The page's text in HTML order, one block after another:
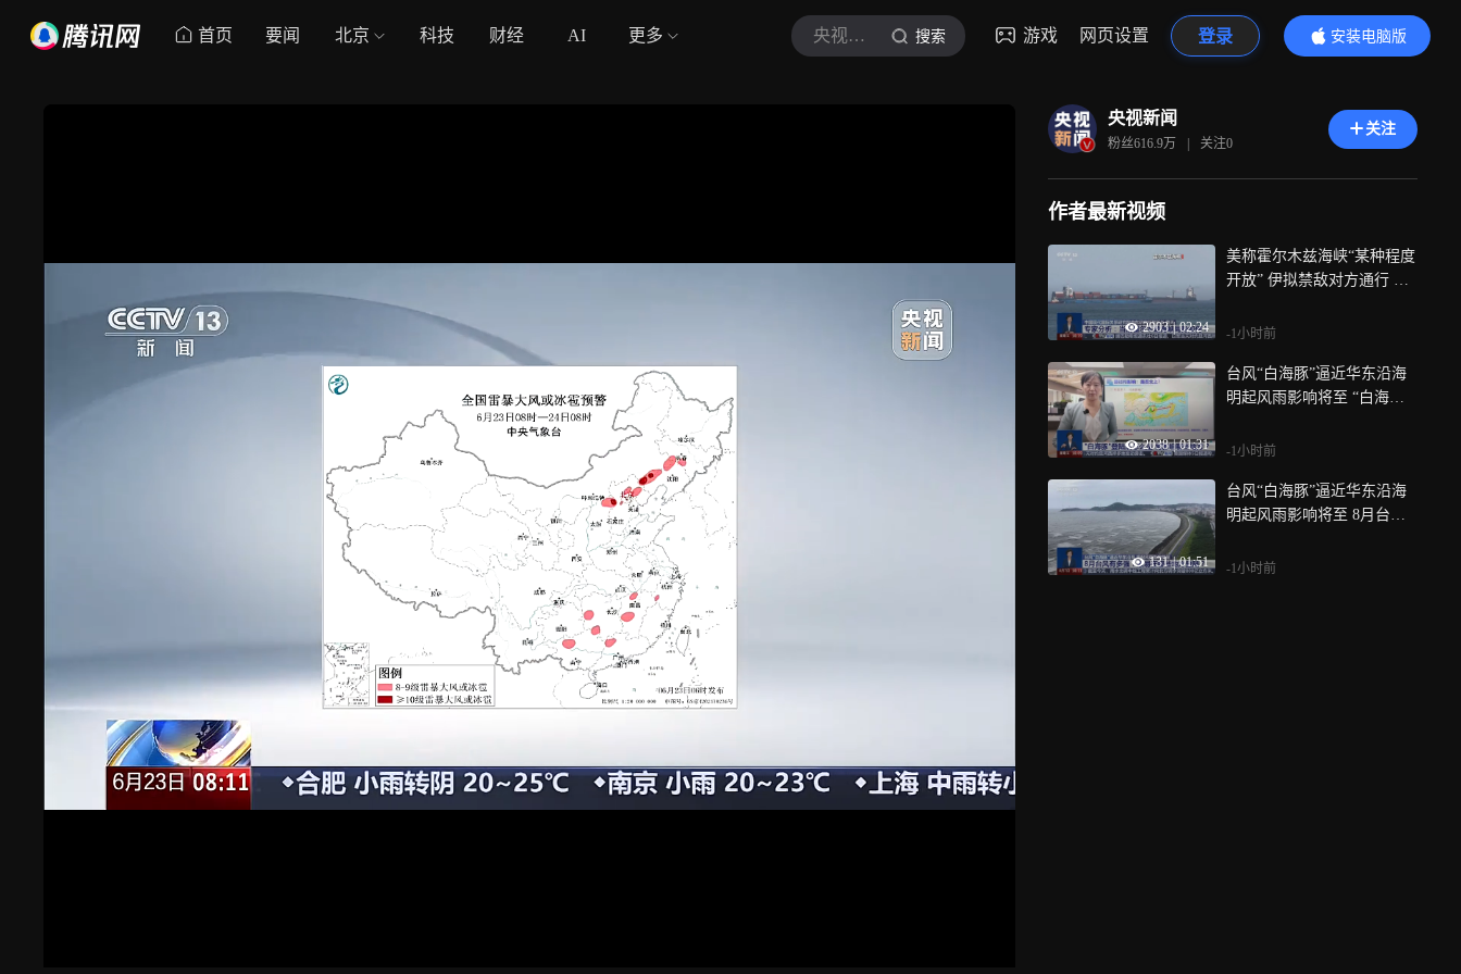
首页 要闻 北京 科技 财经 AI 更多 央视新闻 搜索 游戏 网页设置 登录
安装电脑版
内容更精彩
央视新闻
粉丝616.9万 | 关注0
关注
作者最新视频
2903 | 02:24
美称霍尔木兹海峡“某种程度
开放” 伊拟禁敌对方通行 专
局势如何？
-1小时前
2038 | 01:31
台风“白海豚”逼近华东沿海
明起风雨影响将至 “白海豚”
方？
-1小时前
131 | 01:51
台风“白海豚”逼近华东沿海
明起风雨影响将至 8月台风
陆？
-1小时前